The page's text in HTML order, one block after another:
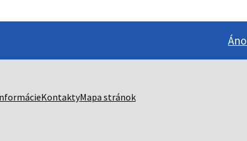
Áno
KontaktyMapa stránok